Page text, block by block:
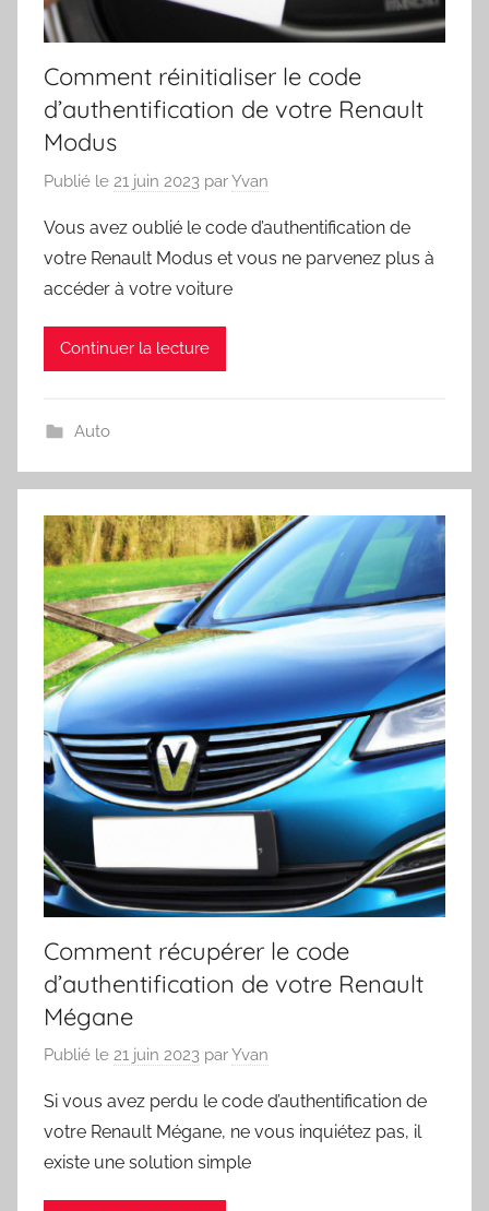
Comment réinitialiser le code
d’authentification de votre Renault
Modus
Publié le 21 juin 2023 parYvan
Vous avez oublié le code d’authentification de
votre Renault Modus et vous ne parvenez plus à
accéder à votre voiture
Continuer la lecture
Auto
Comment récupérer le code
d’authentification de votre Renault
Mégane
Publié le 21 juin 2023 parYvan
Si vous avez perdu le code d’authentification de
votre Renault Mégane, ne vous inquiétez pas, il
existe une solution simple